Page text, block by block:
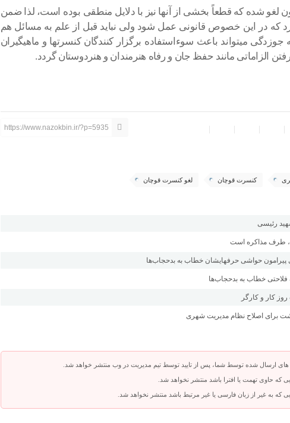
تا کنون لغو شده که قطعاً بخشی از آنها نیز با دلایل منطقی بوده است، لذا ضمن
که در این خصوص قانونی عمل شود ولی نباید قبل از علم به مسائل هم
جوزدگی میتواند باعث سوءاستفاده برگزار کنندگان کنسرتها و ماهیگیران
الزاماتی مانند حفظ جان و رفاه هنرمندان و هنردوستان گردد.
https://www.nazokbin.ir/?p=5935
کنسرت قوچان لغو کنسرت قوچان
رئیسی
طرف مذاکره است
پیرامون حواشی حرفهایشان خطاب به بدحجاب‌ها
فلاحتی خطاب به بدحجاب‌ها
کار و کارگر
برای اصلاح نظام مدیریت شهری
های ارسال شده توسط شما، پس از تایید توسط تیم مدیریت در وب منتشر خواهد شد.
که حاوی تهمت یا افترا باشد منتشر نخواهد شد.
که به غیر از زبان فارسی یا غیر مرتبط باشد منتشر نخواهد شد.